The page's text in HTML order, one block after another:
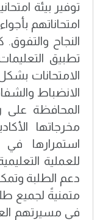
توفير بيئة
امتحاناتهم
النجاح
تطبيق
الامتحانات
الانضباط
المحافظة على
مخرجاتها
استمرارها
للعملية
دعم الطلبة
متمنيةً لجميع
في مسيرتهم